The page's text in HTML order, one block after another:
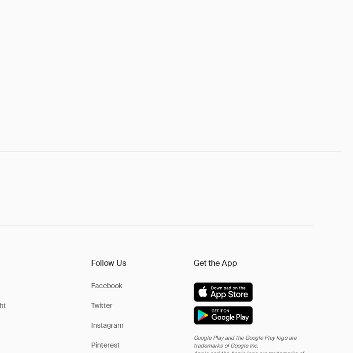
Follow Us
Facebook
Twitter
Instagram
Pinterest
Get the App
Google Play and the Google Play logo are
trademarks of Google Inc.